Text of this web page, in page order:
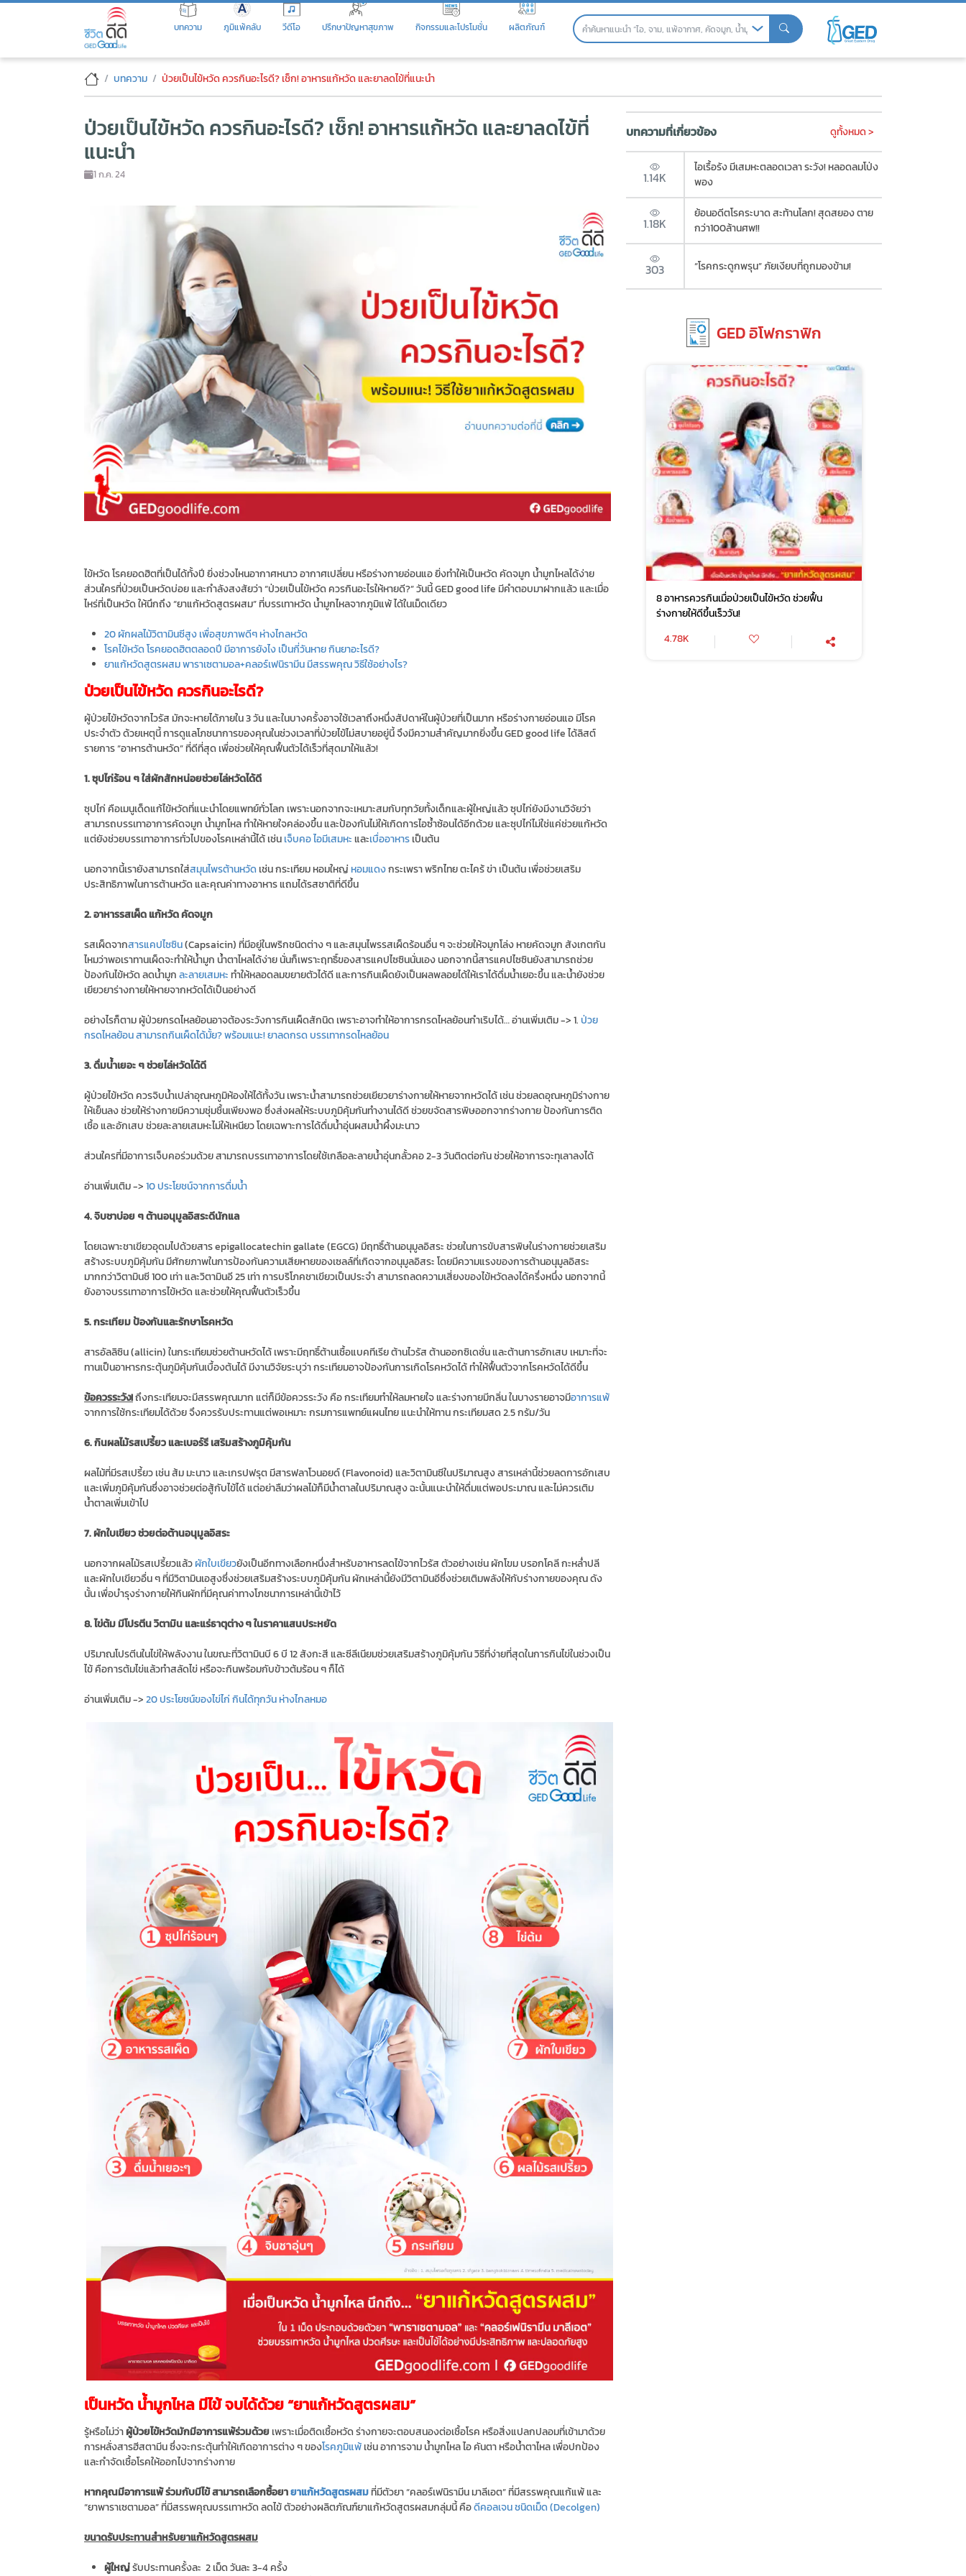
Skip
บทความ ภูมิแพ้คลับ วีดีโอ ปรึกษาปัญหาสุขภาพ กิจกรรมและโปรโมชั่น ผลิตภัณฑ์
ป่วยเป็นไข้หวัด ควรกินอะไรดี? เช็ก! อาหารแก้หวัด และยาลดไข้ที่แนะนำ
บทความ ป่วยเป็นไข้หวัด ควรกินอะไรดี? เช็ก! อาหารแก้หวัด และยาลดไข้ที่แนะนำ
ป่วยเป็นไข้หวัด ควรกินอะไรดี? เช็ก! อาหารแก้หวัด และยาลดไข้ที่
แนะนำ
1 ก.ค. 24
ไข้หวัด โรคยอดฮิตที่เป็นได้ทั้งปี ยิ่งช่วงไหนอากาศหนาว อากาศเปลี่ยน หรือร่างกายอ่อนแอ ยิ่งทำให้เป็นหวัด คัดจมูก น้ำมูกไหลได้ง่าย
ส่วนใครที่ป่วยเป็นหวัดบ่อย และกำลังสงสัยว่า “ป่วยเป็นไข้หวัด ควรกินอะไรให้หายดี?” วันนี้ GED good life มีคำตอบมาฝากแล้ว และเมื่อ
ไหร่ที่เป็นหวัด ให้นึกถึง “ยาแก้หวัดสูตรผสม” ที่บรรเทาหวัด น้ำมูกไหลจากภูมิแพ้ ได้ในเม็ดเดียว
20 ผักผลไม้วิตามินซีสูง เพื่อสุขภาพดีๆ ห่างไกลหวัด
โรคไข้หวัด โรคยอดฮิตตลอดปี มีอาการยังไง เป็นกี่วันหาย กินยาอะไรดี?
ยาแก้หวัดสูตรผสม พาราเซตามอล+คลอร์เฟนิรามีน มีสรรพคุณ วิธีใช้อย่างไร?
ป่วยเป็นไข้หวัด ควรกินอะไรดี?
ผู้ป่วยไข้หวัดจากไวรัส มักจะหายได้ภายใน 3 วัน และในบางครั้งอาจใช้เวลาถึงหนึ่งสัปดาห์ในผู้ป่วยที่เป็นมาก หรือร่างกายอ่อนแอ มีโรค
ประจำตัว ด้วยเหตุนี้ การดูแลโภชนาการของคุณในช่วงเวลาที่ป่วยไข้ไม่สบายอยู่นี้ จึงมีความสำคัญมากยิ่งขึ้น GED good life ได้ลิสต์
รายการ “อาหารต้านหวัด” ที่ดีที่สุด เพื่อช่วยให้คุณฟื้นตัวได้เร็วที่สุดมาให้แล้ว!
1. ซุปไก่ร้อน ๆ ใส่ผักสักหน่อยช่วยไล่หวัดได้ดี
ซุปไก่ คือเมนูเด็ดแก้ไข้หวัดที่แนะนำโดยแพทย์ทั่วโลก เพราะนอกจากจะเหมาะสมกับทุกวัยทั้งเด็กและผู้ใหญ่แล้ว ซุปไก่ยังมีงานวิจัยว่า
สามารถบรรเทาอาการคัดจมูก น้ำมูกไหล ทำให้หายใจคล่องขึ้น และป้องกันไม่ให้เกิดการไอซ้ำซ้อนได้อีกด้วย และซุปไก่ไม่ใช่แค่ช่วยแก้หวัด
แต่ยังช่วยบรรเทาอาการทั่วไปของโรคเหล่านี้ได้ เช่น เจ็บคอไอมีเสมหะ และเบื่ออาหาร เป็นต้น
นอกจากนี้เรายังสามารถใส่สมุนไพรต้านหวัด เช่น กระเทียม หอมใหญ่ หอมแดงกระเพรา พริกไทย ตะไคร้ ข่า เป็นต้น เพื่อช่วยเสริม
ประสิทธิภาพในการต้านหวัด และคุณค่าทางอาหาร แถมได้รสชาติที่ดีขึ้น
2. อาหารรสเผ็ด แก้หวัด คัดจมูก
รสเผ็ดจากสารแคปไซซิน(Capsaicin) ที่มีอยู่ในพริกชนิดต่าง ๆ และสมุนไพรรสเผ็ดร้อนอื่น ๆ จะช่วยให้จมูกโล่ง หายคัดจมูก สังเกตกัน
ไหมว่าพอเราทานเผ็ดจะทำให้น้ำมูก น้ำตาไหลได้ง่าย นั่นก็เพราะฤทธิ์ของสารแคปไซซินนั่นเอง นอกจากนี้สารแคปไซซินยังสามารถช่วย
ป้องกันไข้หวัด ลดน้ำมูก ละลายเสมหะ ทำให้หลอดลมขยายตัวได้ดี และการกินเผ็ดยังเป็นผลพลอยได้ให้เราได้ดื่มน้ำเยอะขึ้น และน้ำยังช่วย
เยียวยาร่างกายให้หายจากหวัดได้เป็นอย่างดี
อย่างไรก็ตาม ผู้ป่วยกรดไหลย้อนอาจต้องระวังการกินเผ็ดสักนิด เพราะอาจทำให้อาการกรดไหลย้อนกำเริบได้… อ่านเพิ่มเติม -> 1. ป่วย
กรดไหลย้อน สามารถกินเผ็ดได้มั้ย? พร้อมแนะ! ยาลดกรด บรรเทากรดไหลย้อน
3. ดื่มน้ำเยอะ ๆ ช่วยไล่หวัดได้ดี
ผู้ป่วยไข้หวัด ควรจิบน้ำเปล่าอุณหภูมิห้องให้ได้ทั้งวัน เพราะน้ำสามารถช่วยเยียวยาร่างกายให้หายจากหวัดได้ เช่น ช่วยลดอุณหภูมิร่างกาย
ให้เย็นลง ช่วยให้ร่างกายมีความชุ่มชื้นเพียงพอ ซึ่งส่งผลให้ระบบภูมิคุ้มกันทำงานได้ดี ช่วยขจัดสารพิษออกจากร่างกาย ป้องกันการติด
เชื้อ และอักเสบ ช่วยละลายเสมหะไม่ให้เหนียว โดยเฉพาะการได้ดื่มน้ำอุ่นผสมน้ำผึ้งมะนาว
ส่วนใครที่มีอาการเจ็บคอร่วมด้วย สามารถบรรเทาอาการโดยใช้เกลือละลายน้ำอุ่นกลั้วคอ 2-3 วันติดต่อกัน ช่วยให้อาการจะทุเลาลงได้
อ่านเพิ่มเติม -> 10 ประโยชน์จากการดื่มน้ำ
4. จิบชาบ่อย ๆ ต้านอนุมูลอิสระดีนักแล
โดยเฉพาะชาเขียวอุดมไปด้วยสาร epigallocatechin gallate (EGCG) มีฤทธิ์ต้านอนุมูลอิสระ ช่วยในการขับสารพิษในร่างกายช่วยเสริม
สร้างระบบภูมิคุ้มกัน มีศักยภาพในการป้องกันความเสียหายของเซลล์ที่เกิดจากอนุมูลอิสระ โดยมีความแรงของการต้านอนุมูลอิสระ
มากกว่าวิตามินซี 100 เท่า และวิตามินอี 25 เท่า การบริโภคชาเขียวเป็นประจำ สามารถลดความเสี่ยงของไข้หวัดลงได้ครึ่งหนึ่ง นอกจากนี้
ยังอาจบรรเทาอาการไข้หวัด และช่วยให้คุณฟื้นตัวเร็วขึ้น
5. กระเทียม ป้องกันและรักษาโรคหวัด
สารอัลลิซิน (allicin) ในกระเทียมช่วยต้านหวัดได้ เพราะมีฤทธิ์ต้านเชื้อแบคทีเรีย ต้านไวรัส ต้านออกซิเดชั่น และต้านการอักเสบ เหมาะที่จะ
ทานเป็นอาหารกระตุ้นภูมิคุ้มกันเบื้องต้นได้ มีงานวิจัยระบุว่า กระเทียมอาจป้องกันการเกิดโรคหวัดได้ ทำให้ฟื้นตัวจากโรคหวัดได้ดีขึ้น
ข้อควรระวัง!ถึงกระเทียมจะมีสรรพคุณมาก แต่ก็มีข้อควรระวัง คือ กระเทียมทำให้ลมหายใจ และร่างกายมีกลิ่น ในบางรายอาจมีอาการแพ้
จากการใช้กระเทียมได้ด้วย จึงควรรับประทานแต่พอเหมาะ กรมการแพทย์แผนไทย แนะนำให้ทาน กระเทียมสด 2.5 กรัม/วัน
6. กินผลไม้รสเปรี้ยว และเบอร์รี เสริมสร้างภูมิคุ้มกัน
ผลไม้ที่มีรสเปรี้ยว เช่น ส้ม มะนาว และเกรปฟรุต มีสารฟลาโวนอยด์ (Flavonoid) และวิตามินซีในปริมาณสูง สารเหล่านี้ช่วยลดการอักเสบ
และเพิ่มภูมิคุ้มกันซึ่งอาจช่วยต่อสู้กับไข้ได้ แต่อย่าลืมว่าผลไม้ก็มีน้ำตาลในปริมาณสูง ฉะนั้นแนะนำให้ดื่มแต่พอประมาณ และไม่ควรเติม
น้ำตาลเพิ่มเข้าไป
7. ผักใบเขียว ช่วยต่อต้านอนุมูลอิสระ
นอกจากผลไม้รสเปรี้ยวแล้วผักใบเขียวยังเป็นอีกทางเลือกหนึ่งสำหรับอาหารลดไข้จากไวรัส ตัวอย่างเช่น ผักโขม บรอกโคลี กะหล่ำปลี
และผักใบเขียวอื่น ๆ ที่มีวิตามินเอสูงซึ่งช่วยเสริมสร้างระบบภูมิคุ้มกัน ผักเหล่านี้ยังมีวิตามินอีซึ่งช่วยเติมพลังให้กับร่างกายของคุณ ดัง
นั้น เพื่อบำรุงร่างกายให้กินผักที่มีคุณค่าทางโภชนาการเหล่านี้เข้าไว้
8. ไข่ต้ม มีโปรตีน วิตามิน และแร่ธาตุต่าง ๆ ในราคาแสนประหยัด
ปริมาณโปรตีนในไข่ให้พลังงาน ในขณะที่วิตามินบี 6 บี 12 สังกะสี และซีลีเนียมช่วยเสริมสร้างภูมิคุ้มกัน วิธีที่ง่ายที่สุดในการกินไข่ในช่วงเป็น
ไข้ คือการต้มไข่แล้วทำสลัดไข่ หรือจะกินพร้อมกับข้าวต้มร้อน ๆ ก็ได้
อ่านเพิ่มเติม -> 20 ประโยชน์ของไข่ไก่ กินได้ทุกวัน ห่างไกลหมอ
เป็นหวัด น้ำมูกไหล มีไข้ จบได้ด้วย “ยาแก้หวัดสูตรผสม”
รู้หรือไม่ว่าผู้ป่วยไข้หวัดมักมีอาการแพ้ร่วมด้วย เพราะเมื่อติดเชื้อหวัด ร่างกายจะตอบสนองต่อเชื้อโรค หรือสิ่งแปลกปลอมที่เข้ามาด้วย
การหลั่งสารฮีสตามีน ซึ่งจะกระตุ้นทำให้เกิดอาการต่าง ๆ ของโรคภูมิแพ้ เช่น อาการจาม น้ำมูกไหล ไอ คันตา หรือน้ำตาไหล เพื่อปกป้อง
และกำจัดเชื้อโรคให้ออกไปจากร่างกาย
หากคุณมีอาการแพ้ ร่วมกับมีไข้ สามารถเลือกซื้อยายาแก้หวัดสูตรผสม ที่มีตัวยา “คลอร์เฟนิรามีน มาลีเอต” ที่มีสรรพคุณแก้แพ้ และ
“ยาพาราเซตามอล” ที่มีสรรพคุณบรรเทาหวัด ลดไข้ ตัวอย่างผลิตภัณฑ์ยาแก้หวัดสูตรผสมกลุ่มนี้ คือดีคอลเจน ชนิดเม็ด (Decolgen)
ขนาดรับประทานสำหรับยาแก้หวัดสูตรผสม
ผู้ใหญ่รับประทานครั้งละ 2 เม็ด วันละ 3-4 ครั้ง
บทความที่เกี่ยวข้อง ดูทั้งหมด >
1.14K
ไอเรื้อรัง มีเสมหะตลอดเวลา ระวัง! หลอดลมโป่ง
พอง
1.18K
ย้อนอดีตโรคระบาด สะท้านโลก! สุดสยอง ตาย
กว่า100ล้านศพ!!
303 “โรคกระดูกพรุน” ภัยเงียบที่ถูกมองข้าม!
GED อิโฟกราฟิก
8 อาหารควรกินเมื่อป่วยเป็นไข้หวัด ช่วยฟื้น
ร่างกายให้ดีขึ้นเร็ววัน!
4.78K